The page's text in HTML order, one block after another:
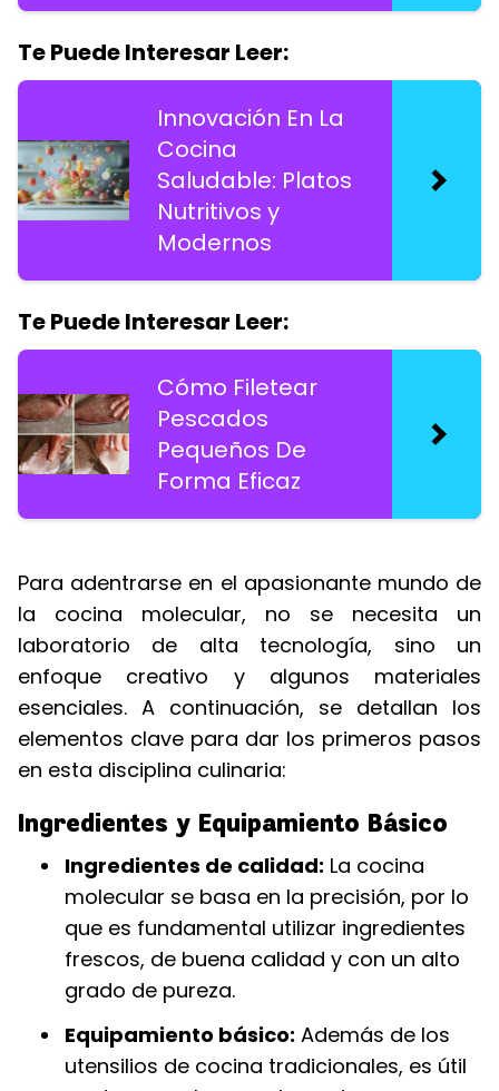
Te Puede Interesar Leer:
Innovación En La
Cocina
Saludable: Platos
Nutritivos y
Modernos
Te Puede Interesar Leer:
Cómo Filetear
Pescados
Pequeños De
Forma Eficaz
Para adentrarse en el apasionante mundo de
la cocina molecular, no se necesita un
laboratorio de alta tecnología, sino un
enfoque creativo y algunos materiales
esenciales. A continuación, se detallan los
elementos clave para dar los primeros pasos
en esta disciplina culinaria:
Ingredientes y Equipamiento Básico
Ingredientes de calidad: La cocina
molecular se basa en la precisión, por lo
que es fundamental utilizar ingredientes
frescos, de buena calidad y con un alto
grado de pureza.
Equipamiento básico: Además de los
utensilios de cocina tradicionales, es útil